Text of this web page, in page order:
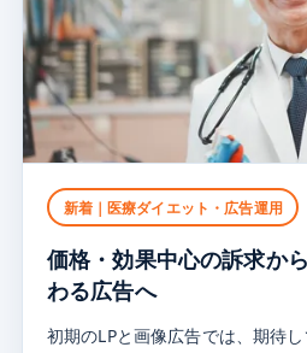
新着｜医療ダイエット・広告運用
価格・効果中心の訴求から
わる広告へ
初期のLPと画像広告では、期待